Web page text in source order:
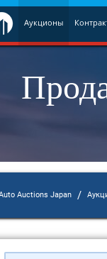
Аукционы
Auctions Japan /